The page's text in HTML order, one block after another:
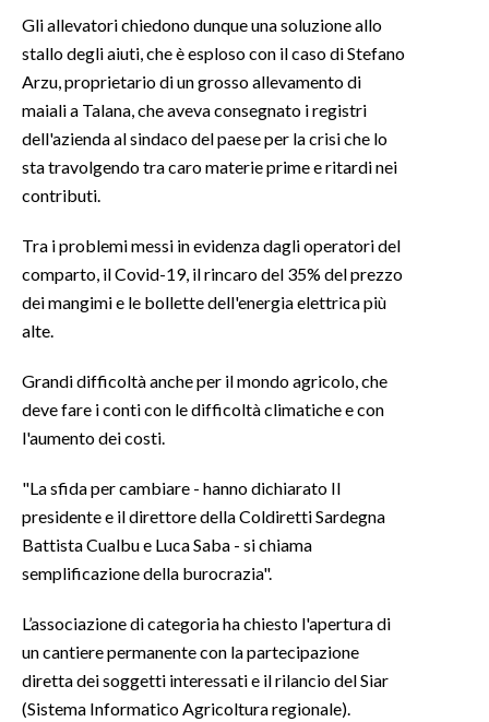
#CARAUNIONE
3 MINUTI CON
INSULARITÀ
ANNUNCI
NECROLOGI
STORE
Gli allevatori chiedono dunque una soluzione allo
stallo degli aiuti, che è esploso con il caso di Stefano
Arzu, proprietario di un grosso allevamento di
maiali a Talana, che aveva consegnato i registri
dell'azienda al sindaco del paese per la crisi che lo
sta travolgendo tra caro materie prime e ritardi nei
contributi.
Tra i problemi messi in evidenza dagli operatori del
comparto, il Covid-19, il rincaro del 35% del prezzo
dei mangimi e le bollette dell'energia elettrica più
alte.
Grandi difficoltà anche per il mondo agricolo, che
deve fare i conti con le difficoltà climatiche e con
l'aumento dei costi.
"La sfida per cambiare - hanno dichiarato Il
presidente e il direttore della Coldiretti Sardegna
Battista Cualbu e Luca Saba - si chiama
semplificazione della burocrazia".
L’associazione di categoria ha chiesto l'apertura di
un cantiere permanente con la partecipazione
diretta dei soggetti interessati e il rilancio del Siar
(Sistema Informatico Agricoltura regionale).